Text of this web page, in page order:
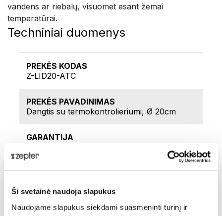
Ši svetainė naudoja slapukus
Naudojame slapukus siekdami suasmeninti turinį ir
vandens ar riebalų, visuomet esant žemai
temperatūrai.
Techniniai duomenys
PREKĖS KODAS
Z-LID20-ATC
PREKĖS PAVADINIMAS
Dangtis su termokontrolieriumi, Ø 20cm
GARANTIJA
pataisyti arba pakeisti visus gaminius,
dalių, pagamintų iš kitų medžiagų, nei Zepter
316L ir 304 metalas, pakeitimui.
Skaitmeniniams ir analoginiams Zepter